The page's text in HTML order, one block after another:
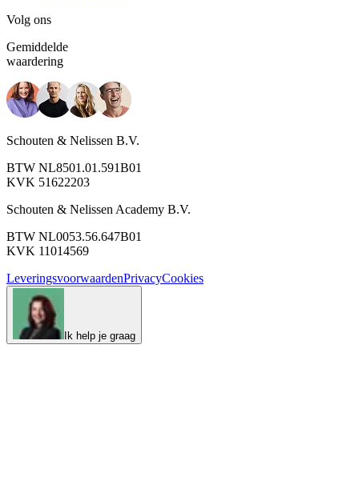
Volg ons
Gemiddelde
waardering
Schouten & Nelissen B.V.
BTW NL8501.01.591B01
KVK 51622203
Schouten & Nelissen Academy B.V.
BTW NL0053.56.647B01
KVK 11014569
LeveringsvoorwaardenPrivacyCookies
Ik help je graag